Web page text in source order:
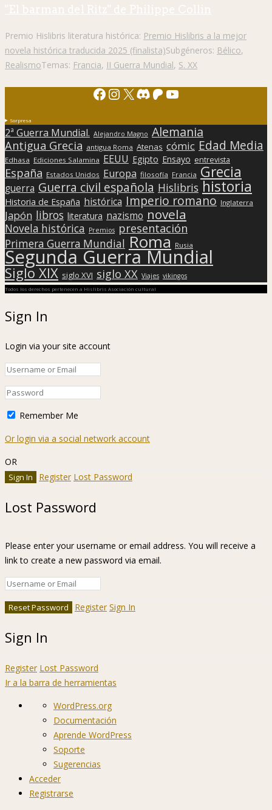
"El barman del Ritz" de Philippe Collin
Premio Hislibris literatura histórica: Premio Hislibris a la mejor
novela histórica traducida 2025 (finalista)Subgéneros: Bélico,
RealismoTemas: Francia, II Guerra Mundial, S. XX
Facebook
Instagram
X Discord
Patreon
YouTube
Sorpresa
2ª Guerra Mundial. Alejandro Magno Alemania
Antigua Grecia antigua Roma Atenas cómic Edad Media
Edhasa Ediciones Salamina EEUU Egipto Ensayo entrevista
España Estados Unidos Europa filosofía Francia Grecia
guerra Guerra civil española Hislibris historia
Historia de España histórica Imperio romano Inglaterra
Japón libros literatura nazismo novela
Novela histórica Premios presentación
Primera Guerra Mundial Roma Rusia
Segunda Guerra Mundial
Siglo XIX siglo XVI siglo XX Viajes vikingos
Todos los derechos pertenecen a Hislibris Asociación cultural
Sign In
Login via your site account
Remember Me
Or login via a social network account
OR
Register Lost Password
Lost Password
Please enter your username or email address. You will receive a
link to create a new password via email.
Register Sign In
Sign In
Register Lost Password
Ir a la barra de herramientas
Acerca
WordPress
WordPress.org
Documentación
Aprende WordPress
Soporte
Sugerencias
Acceder
Registrarse